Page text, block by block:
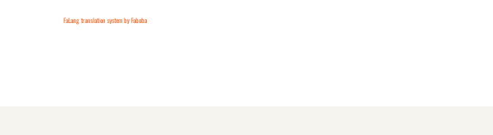
FaLang translation system by Faboba